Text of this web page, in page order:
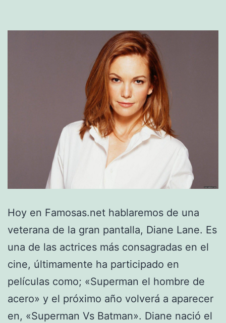
Hoy en Famosas.net hablaremos de una
veterana de la gran pantalla, Diane Lane. Es
una de las actrices más consagradas en el
cine, últimamente ha participado en
películas como; «Superman el hombre de
acero» y el próximo año volverá a aparecer
en, «Superman Vs Batman». Diane nació el